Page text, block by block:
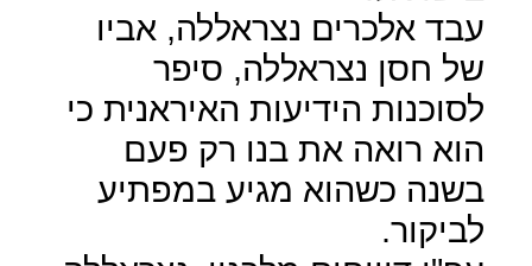
עבד אלכרים נצראללה, אביו
של חסן נצראללה, סיפר
לסוכנות הידיעות האיראנית כי
הוא רואה את בנו רק פעם
בשנה כשהוא מגיע במפתיע
לביקור.